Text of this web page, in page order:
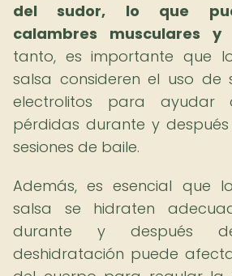
del sudor, lo que
calambres musculares y
tanto, es importante que
salsa consideren el uso de
electrolitos para ayudar
pérdidas durante y después
sesiones de baile.
Además, es esencial que
salsa se hidraten
durante y después
deshidratación puede